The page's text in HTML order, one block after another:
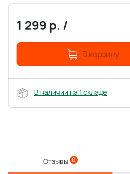
1 299 р. /
В корзину
В наличии на 1 складе
Отзывы 0